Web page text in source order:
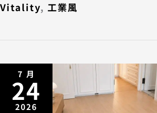
Vitality, 工業風
7 月
24
2026